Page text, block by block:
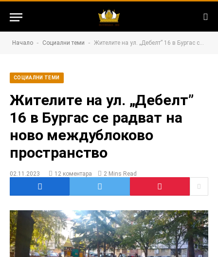
Начало - Социални теми - Жителите на ул. „Дебелт” 16 в Бургас се радват на ново междублоково пространство
СОЦИАЛНИ ТЕМИ
Жителите на ул. „Дебелт”
16 в Бургас се радват на
ново междублоково
пространство
02.11.2023 12 коментара 2 Mins Read